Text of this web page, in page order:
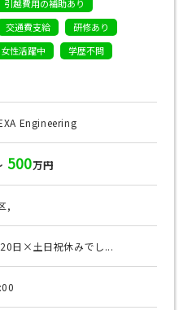
引越費用の補助あり
交通費支給
研修あり
女性活躍中
学歴不問
Engineering
500万円
,
日×土日祝休みでし...